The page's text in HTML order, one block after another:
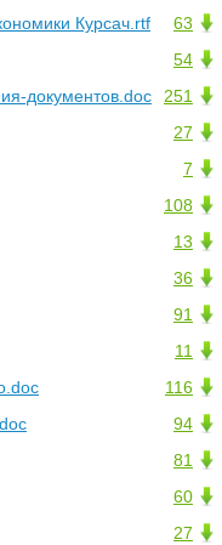
63
Курсач.rtf
54
251
документов.doc
27
7
108
13
36
91
11
116
94
81
60
27